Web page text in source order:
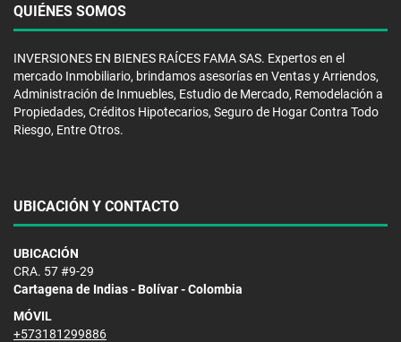
QUIÉNES SOMOS
INVERSIONES EN BIENES RAÍCES FAMA SAS. Expertos en el
mercado Inmobiliario, brindamos asesorías en Ventas y Arriendos,
Administración de Inmuebles, Estudio de Mercado, Remodelación a
Propiedades, Créditos Hipotecarios, Seguro de Hogar Contra Todo
Riesgo, Entre Otros.
UBICACIÓN Y CONTACTO
UBICACIÓN
CRA. 57 #9-29
Cartagena de Indias - Bolívar - Colombia
MÓVIL
+573181299886